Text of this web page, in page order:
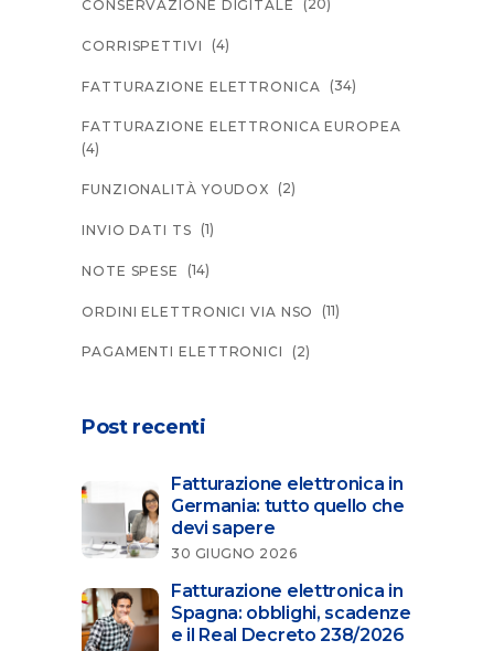
CONSERVAZIONE DIGITALE (20)
CORRISPETTIVI (4)
FATTURAZIONE ELETTRONICA (34)
FATTURAZIONE ELETTRONICA EUROPEA
(4)
FUNZIONALITÀ YOUDOX (2)
INVIO DATI TS (1)
NOTE SPESE (14)
ORDINI ELETTRONICI VIA NSO (11)
PAGAMENTI ELETTRONICI (2)
Post recenti
Fatturazione elettronica in
Germania: tutto quello che
devi sapere
30 GIUGNO 2026
Fatturazione elettronica in
Spagna: obblighi, scadenze
e il Real Decreto 238/2026